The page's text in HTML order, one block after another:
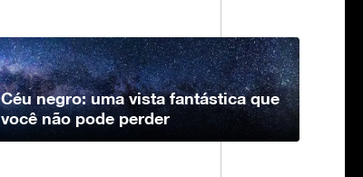
Céu negro: uma vista fantástica que
você não pode perder